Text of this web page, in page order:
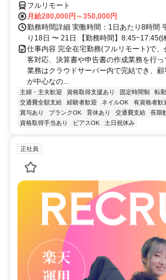
フルリモート
月給280,000円～350,000円
勤務時間詳細 実働時間：1日あたり8時間
り18日 〜 21日 【勤務時間】8:45~17:45(
仕事内容 完全在宅勤務(フルリモート)で
客対応、決算書や申告書の作成業務を行
業務はクラウドサーバー内で完結でき、
が中心なの...
主婦・主夫歓迎 資格取得支援あり 固定時間制 転勤
交通費全額支給
経験者歓迎 ネイルOK 有資格者歓
賞与あり
ブランクOK 育休あり 交通費支給 長期
資格取得手当あり
ピアスOK 土日祝休み
正社員